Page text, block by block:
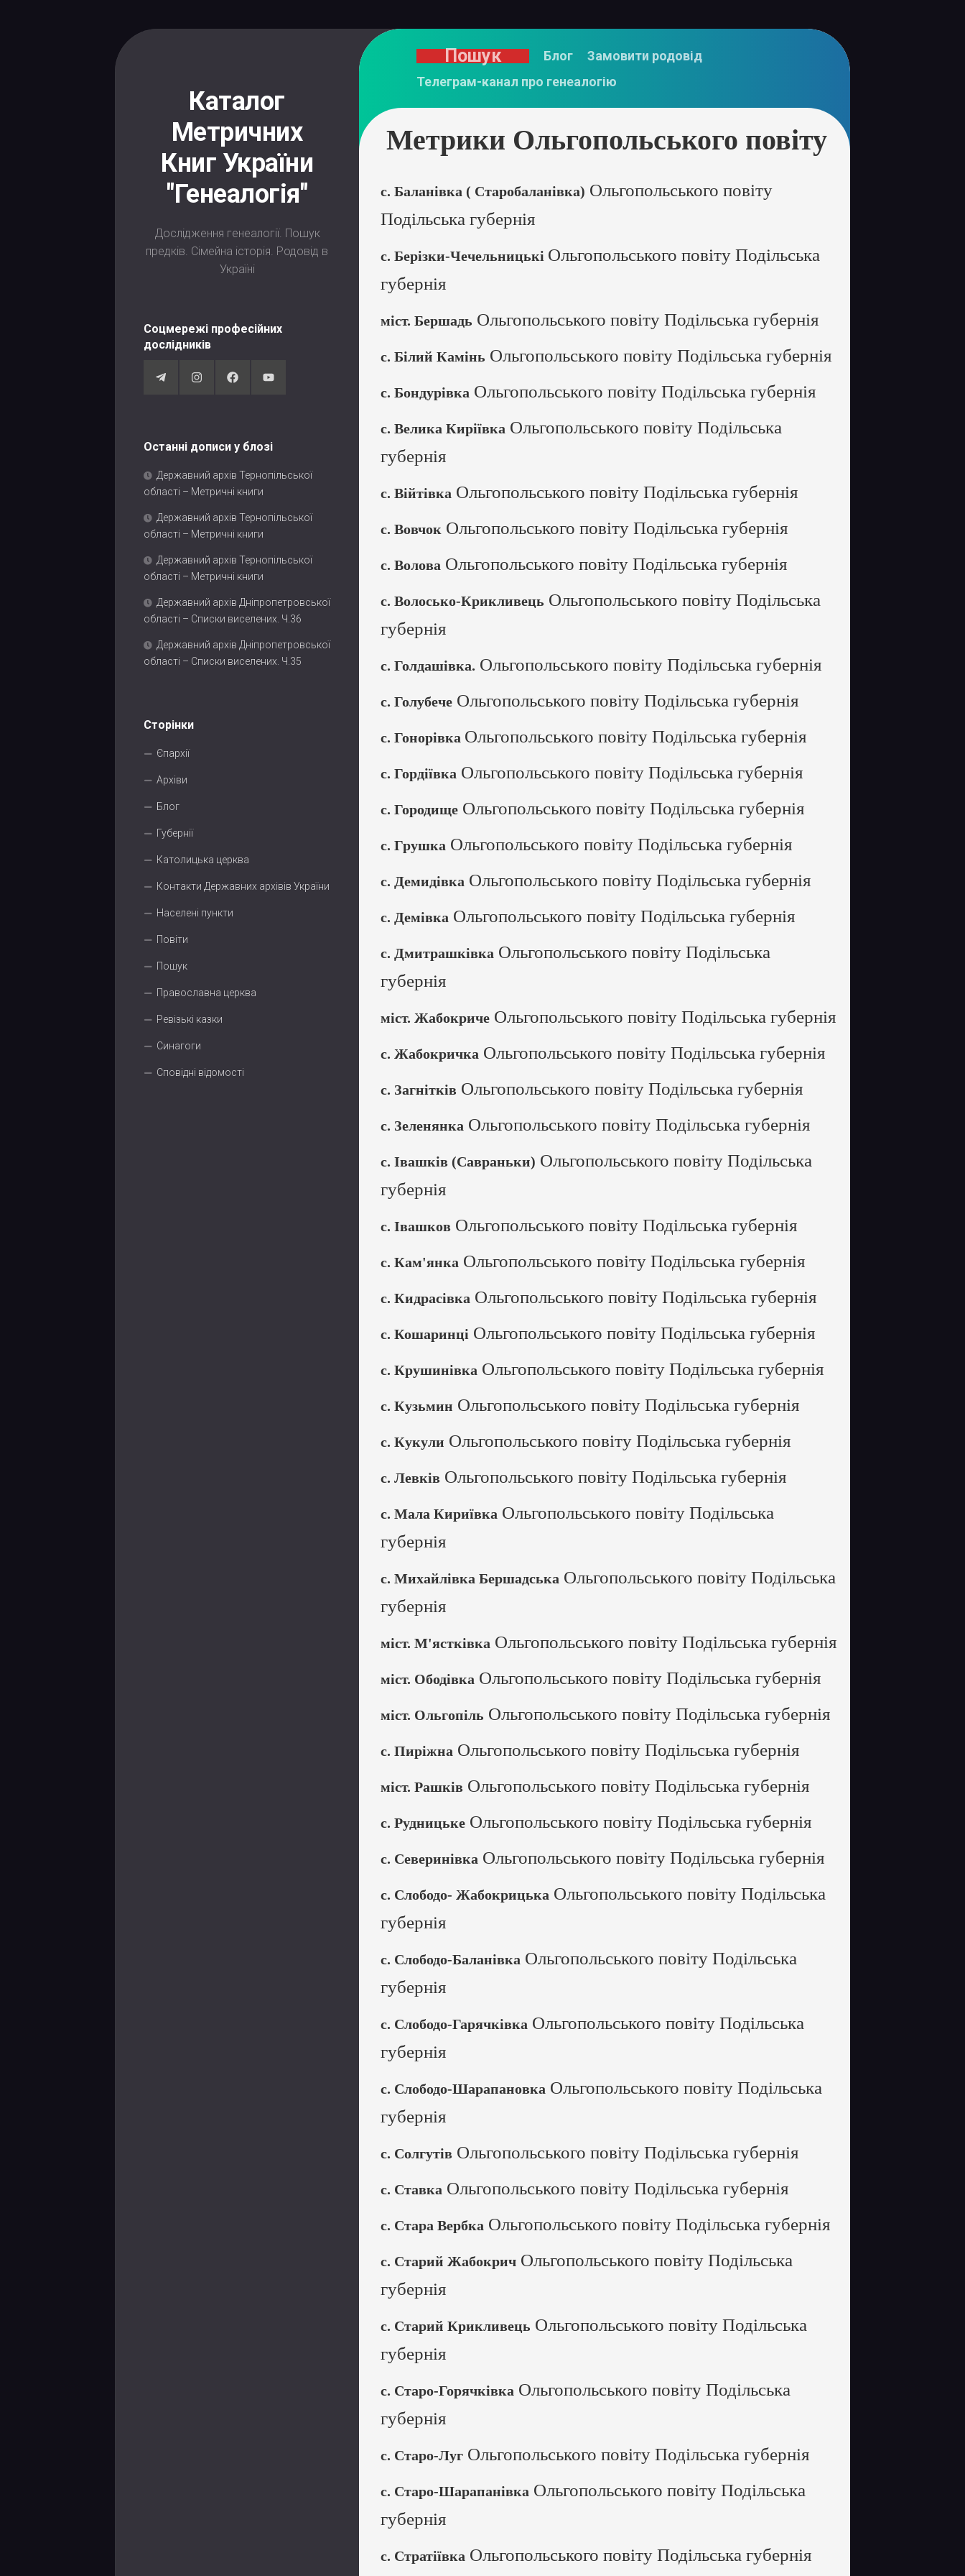
Каталог
Метричних
Книг України
"Генеалогія"
Дослідження генеалогії. Пошук
предків. Сімейна історія. Родовід в
Україні
Соцмережі професійних
дослідників
Останні дописи у блозі
Державний архів Тернопільської
області – Метричні книги
Державний архів Тернопільської
області – Метричні книги
Державний архів Тернопільської
області – Метричні книги
Державний архів Дніпропетровської
області – Списки виселених. Ч.36
Державний архів Дніпропетровської
області – Списки виселених. Ч.35
Сторінки
Єпархії
Архіви
Блог
Губернії
Католицька церква
Контакти Державних архівів України
Населені пункти
Повіти
Пошук
Православна церква
Ревізькі казки
Синагоги
Сповідні відомості
Пошук Блог
Замовити родовід
Телеграм-канал про генеалогію
Метрики Ольгопольського повіту
с. Баланівка ( Старобаланівка) Ольгопольського повіту
Подільська губернія
с. Берізки-Чечельницькі Ольгопольського повіту Подільська
губернія
міст. Бершадь Ольгопольського повіту Подільська губернія
с. Білий Камінь Ольгопольського повіту Подільська губернія
с. Бондурівка Ольгопольського повіту Подільська губернія
с. Велика Киріївка Ольгопольського повіту Подільська
губернія
с. Війтівка Ольгопольського повіту Подільська губернія
с. Вовчок Ольгопольського повіту Подільська губернія
с. Волова Ольгопольського повіту Подільська губернія
с. Волосько-Крикливець Ольгопольського повіту Подільська
губернія
с. Голдашівка. Ольгопольського повіту Подільська губернія
с. Голубече Ольгопольського повіту Подільська губернія
с. Гонорівка Ольгопольського повіту Подільська губернія
с. Гордіївка Ольгопольського повіту Подільська губернія
с. Городище Ольгопольського повіту Подільська губернія
с. Грушка Ольгопольського повіту Подільська губернія
с. Демидівка Ольгопольського повіту Подільська губернія
с. Демівка Ольгопольського повіту Подільська губернія
с. Дмитрашківка Ольгопольського повіту Подільська
губернія
міст. Жабокриче Ольгопольського повіту Подільська губернія
с. Жабокричка Ольгопольського повіту Подільська губернія
с. Загнітків Ольгопольського повіту Подільська губернія
с. Зеленянка Ольгопольського повіту Подільська губернія
с. Івашків (Савраньки) Ольгопольського повіту Подільська
губернія
с. Івашков Ольгопольського повіту Подільська губернія
с. Кам'янка Ольгопольського повіту Подільська губернія
с. Кидрасівка Ольгопольського повіту Подільська губернія
с. Кошаринці Ольгопольського повіту Подільська губернія
с. Крушинівка Ольгопольського повіту Подільська губернія
с. Кузьмин Ольгопольського повіту Подільська губернія
с. Кукули Ольгопольського повіту Подільська губернія
с. Левків Ольгопольського повіту Подільська губернія
с. Мала Кириївка Ольгопольського повіту Подільська
губернія
с. Михайлівка Бершадська Ольгопольського повіту Подільська
губернія
міст. М'ястківка Ольгопольського повіту Подільська губернія
міст. Ободівка Ольгопольського повіту Подільська губернія
міст. Ольгопіль Ольгопольського повіту Подільська губернія
с. Пиріжна Ольгопольського повіту Подільська губернія
міст. Рашків Ольгопольського повіту Подільська губернія
с. Рудницьке Ольгопольського повіту Подільська губернія
с. Северинівка Ольгопольського повіту Подільська губернія
с. Слободо- Жабокрицька Ольгопольського повіту Подільська
губернія
с. Слободо-Баланівка Ольгопольського повіту Подільська
губернія
с. Слободо-Гарячківка Ольгопольського повіту Подільська
губернія
с. Слободо-Шарапановка Ольгопольського повіту Подільська
губернія
с. Солгутів Ольгопольського повіту Подільська губернія
с. Ставка Ольгопольського повіту Подільська губернія
с. Стара Вербка Ольгопольського повіту Подільська губернія
с. Старий Жабокрич Ольгопольського повіту Подільська
губернія
с. Старий Крикливець Ольгопольського повіту Подільська
губернія
с. Старо-Горячківка Ольгопольського повіту Подільська
губернія
с. Старо-Луг Ольгопольського повіту Подільська губернія
с. Старо-Шарапанівка Ольгопольського повіту Подільська
губернія
с. Стратіївка Ольгопольського повіту Подільська губернія